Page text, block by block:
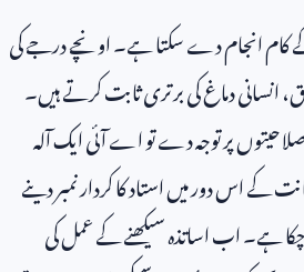
انجام دے سکتا ہے۔ اونچے درجے کی
انسانی دماغ کی برتری ثابت کرتے ہیں۔
صلاحیتوں پر توجہ دے تو اے آئی ایک آلہ
اس دور میں استاد کا کردار نمبر دینے
ہے۔ اب اساتذہ سیکھنے کے عمل کی